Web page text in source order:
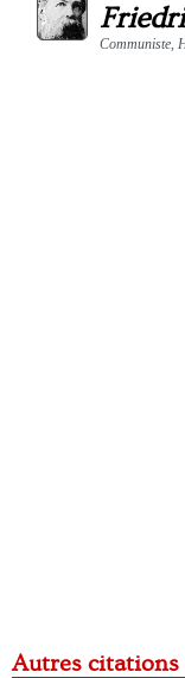
Communiste,
Autres citations